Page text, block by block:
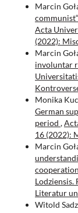
Marcin
Acta
(2022):
Marcin
involuntar
Monika
German
period ,
16 (2022):
Marcin
Lodziensis.
Literatur
Witold